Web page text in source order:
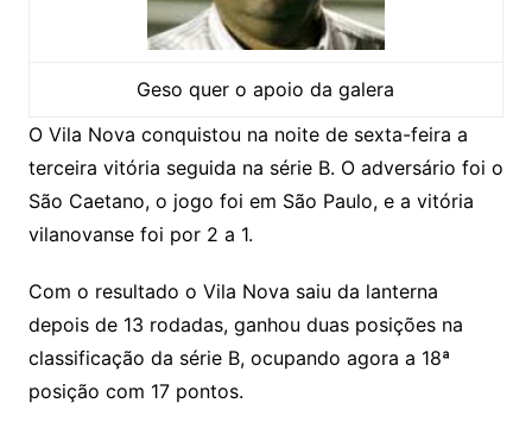
Geso quer o apoio da galera
O Vila Nova conquistou na noite de sexta-feira a
terceira vitória seguida na série B. O adversário foi o
São Caetano, o jogo foi em São Paulo, e a vitória
vilanovanse foi por 2 a 1.
Com o resultado o Vila Nova saiu da lanterna
depois de 13 rodadas, ganhou duas posições na
classificação da série B, ocupando agora a 18ª
posição com 17 pontos.